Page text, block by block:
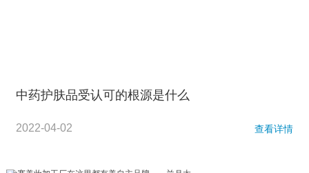
中药护肤品受认可的根源是什么
2022-04-02 查看详情